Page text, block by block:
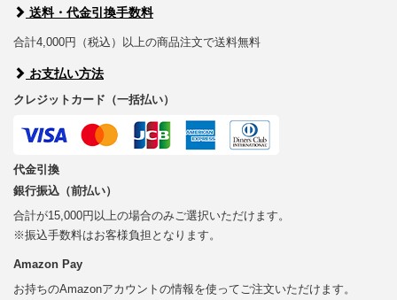
送料・代金引換手数料
合計4,000円（税込）以上の商品注文で送料無料
お支払い方法
クレジットカード（一括払い）
代金引換
銀行振込（前払い）
合計が15,000円以上の場合のみご選択いただけます。
※振込手数料はお客様負担となります。
Amazon Pay
お持ちのAmazonアカウントの情報を使ってご注文いただけます。